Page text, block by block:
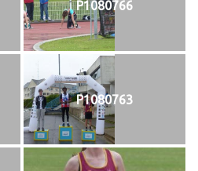
P1080766
P1080763